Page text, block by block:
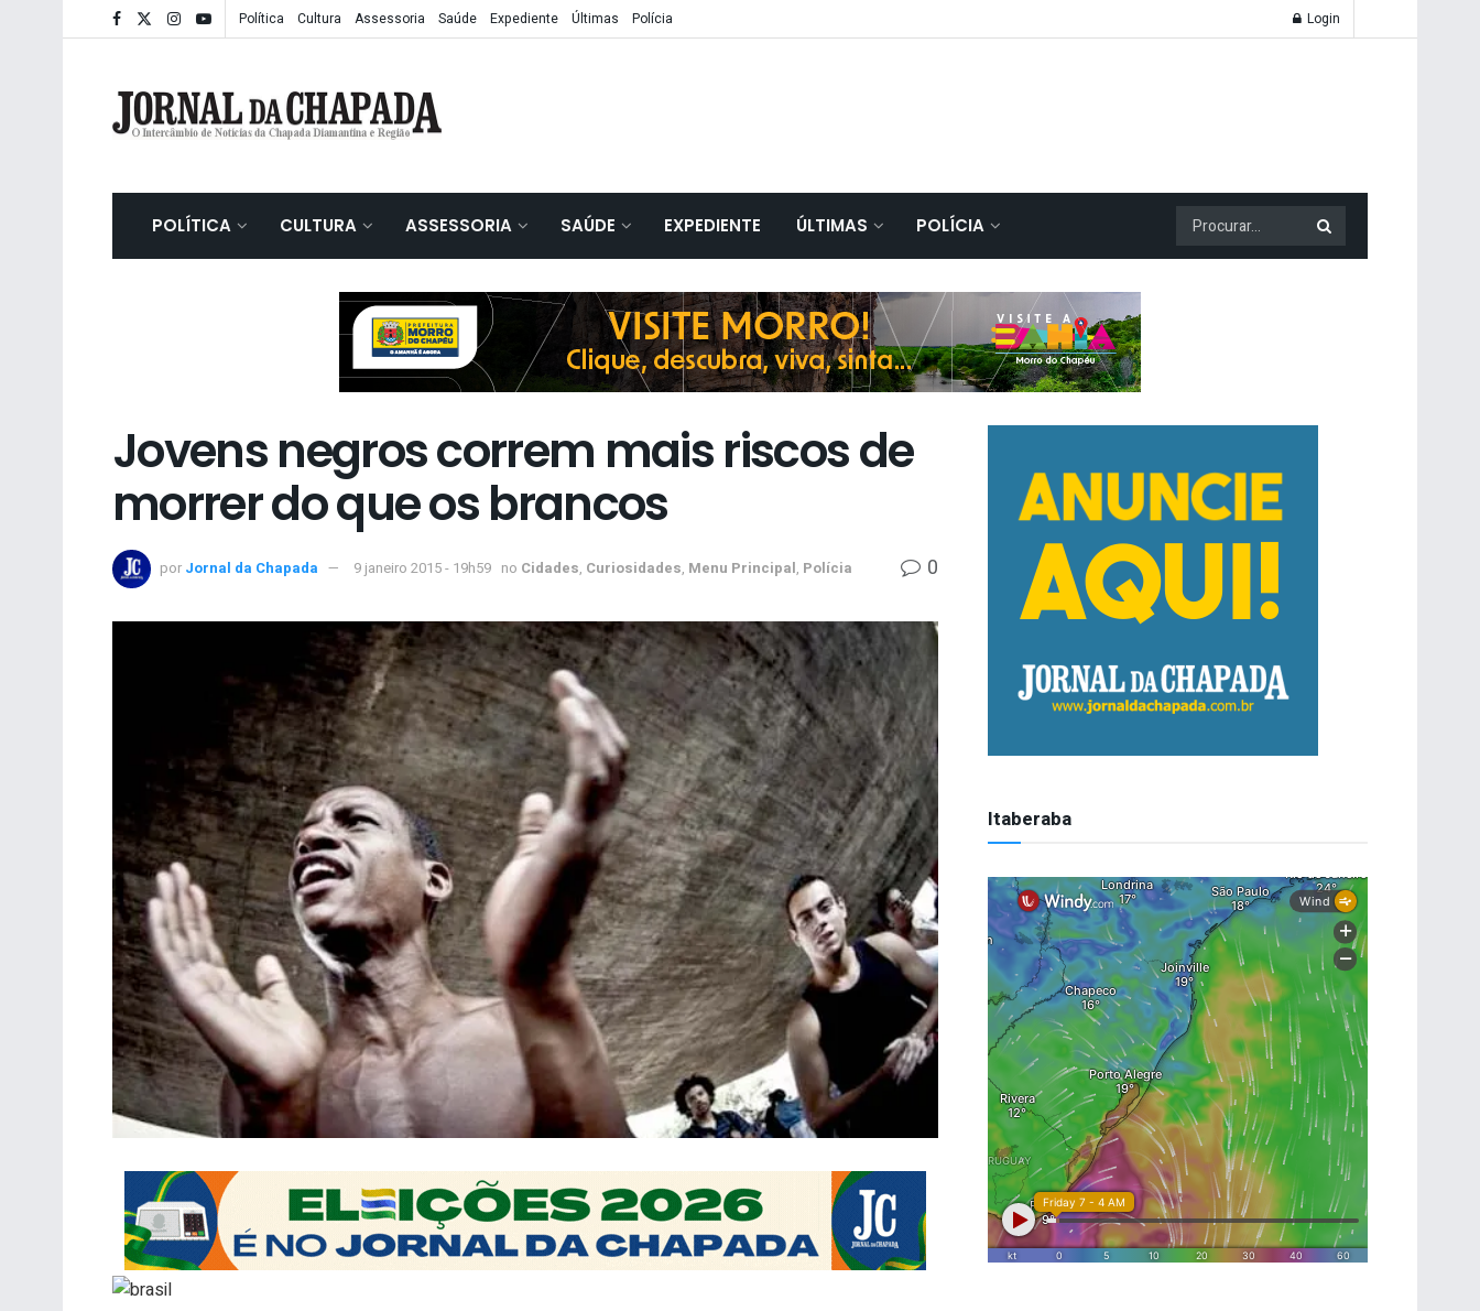
Política Cultura Assessoria Saúde Expediente Últimas Polícia Login
POLÍTICA CULTURA ASSESSORIA SAÚDE EXPEDIENTE ÚLTIMAS POLÍCIA
Jovens negros correm mais riscos de
morrer do que os brancos
por Jornal da Chapada 9 janeiro 2015 - 19h59 no Cidades, Curiosidades, Menu Principal, Polícia 0
Itaberaba